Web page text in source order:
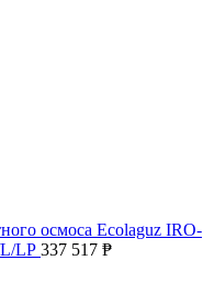
осмоса Ecolaguz IRO-
LP 337 517 ₱